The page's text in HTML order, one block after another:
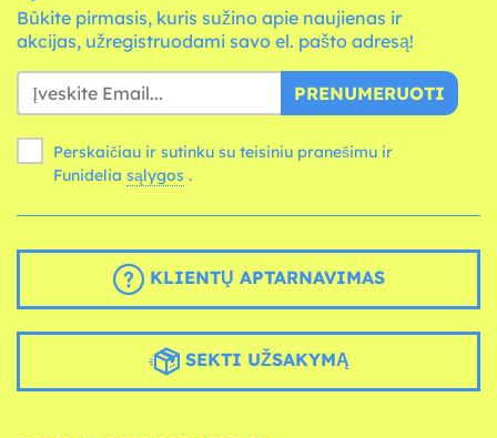
Būkite pirmasis, kuris sužino apie naujienas ir
akcijas, užregistruodami savo el. pašto adresą!
PRENUMERUOTI
Perskaičiau ir sutinku su teisiniu pranešimu ir
Funidelia sąlygos .
KLIENTŲ APTARNAVIMAS
SEKTI UŽSAKYMĄ